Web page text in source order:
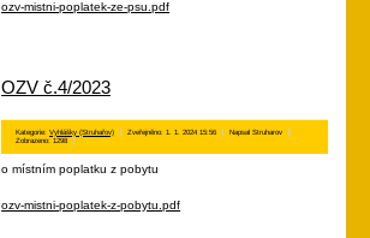
ozv-mistni-poplatek-ze-psu.pdf
OZV č.4/2023
Kategorie:Vyhlášky (Struhařov) Zveřejněno: 1. 1. 2024 15:56
Napsal Struharov
Zobrazeno: 1298
o místním poplatku z pobytu
ozv-mistni-poplatek-z-pobytu.pdf